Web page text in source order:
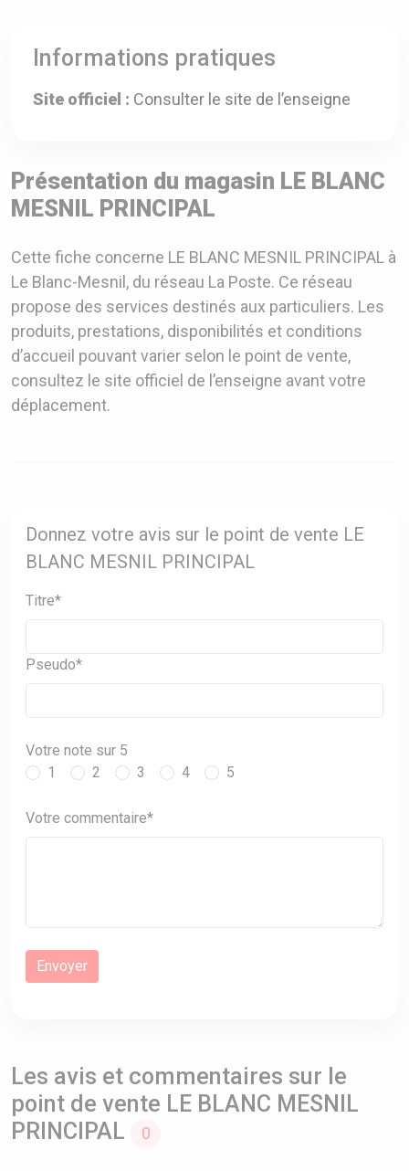
Informations pratiques
Site officiel : Consulter le site de l’enseigne
Présentation du magasin LE BLANC
MESNIL PRINCIPAL
Cette fiche concerne LE BLANC MESNIL PRINCIPAL à
Le Blanc-Mesnil, du réseau La Poste. Ce réseau
propose des services destinés aux particuliers. Les
produits, prestations, disponibilités et conditions
d’accueil pouvant varier selon le point de vente,
consultez le site officiel de l’enseigne avant votre
déplacement.
Donnez votre avis sur le point de vente LE
BLANC MESNIL PRINCIPAL
Titre*
Pseudo*
Votre note sur 5
1
2 3 4 5
Votre commentaire*
Les avis et commentaires sur le
point de vente LE BLANC MESNIL
PRINCIPAL
0